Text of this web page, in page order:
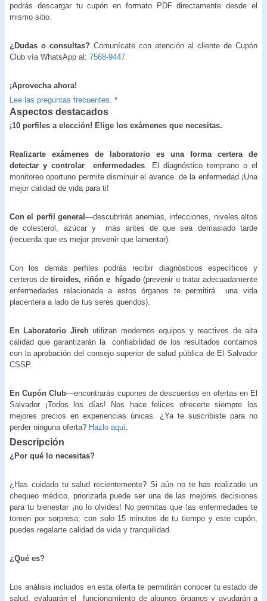
podrás descargar tu cupón en formato PDF directamente desde el
mismo sitio.
¿Dudas o consultas? Comunícate con atención al cliente de Cupón
Club vía WhatsApp al: 7568-9447
¡Aprovecha ahora!
Lee las preguntas frecuentes. *
Aspectos destacados
¡10 perfiles a elección! Elige los exámenes que necesitas.
Realizarte exámenes de laboratorio es una forma certera de
detectar y controlar enfermedades . El diagnóstico temprano o el
monitoreo oportuno permite disminuir el avance de la enfermedad ¡Una
mejor calidad de vida para ti!
Con el perfil general —descubrirás anemias, infecciones, niveles altos
de colesterol, azúcar y más antes de que sea demasiado tarde
(recuerda que es mejor prevenir que lamentar).
Con los demás perfiles podrás recibir diagnósticos específicos y
certeros detiroides, riñón e hígado(prevenir o tratar adecuadamente
enfermedades relacionada a estos órganos te permitirá una vida
placentera a lado de tus seres queridos).
En Laboratorio Jirehutilizan modernos equipos y reactivos de alta
calidad que garantizarán la confiabilidad de los resultados contamos
con la aprobación del consejo superior de salud pública de El Salvador
CSSP.
En Cupón Club—encontrarás cupones de descuentos en ofertas en El
Salvador ¡Todos los días! Nos hace felices ofrecerte siempre los
mejores precios en experiencias únicas. ¿Ya te suscribiste para no
perder ninguna oferta? Hazlo aquí
Descripción
¿Por qué lo necesitas?
¿Has cuidado tu salud recientemente? Si aún no te has realizado un
chequeo médico, priorizarla puede ser una de las mejores decisiones
para tu bienestar ¡no lo olvides! No permitas que las enfermedades te
tomen por sorpresa; con solo 15 minutos de tu tiempo y este cupón,
puedes regalarte calidad de vida y tranquilidad.
¿Qué es?
Los análisis incluidos en esta oferta te permitirán conocer tu estado de
salud, evaluarán el funcionamiento de algunos órganos y ayudarán a